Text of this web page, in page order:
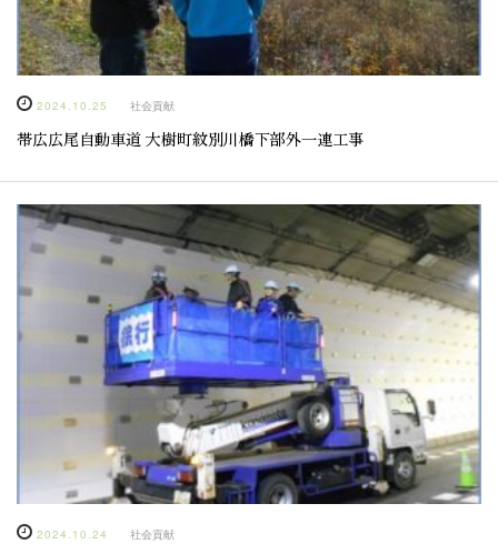
2024.10.25 社会貢献
帯広広尾自動車道 大樹町紋別川橋下部外一連工事
2024.10.24 社会貢献